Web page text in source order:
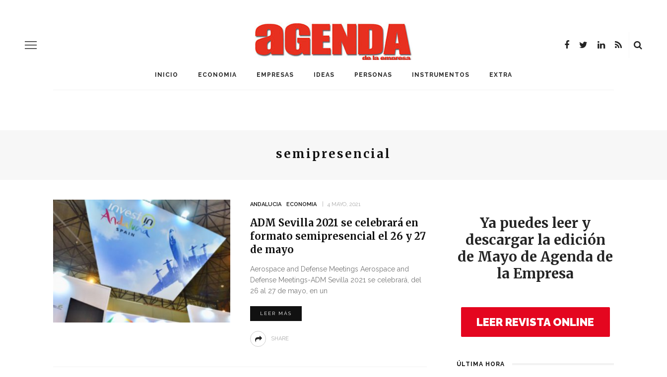
INICIO ECONOMIA EMPRESAS IDEAS PERSONAS INSTRUMENTOS EXTRA
semipresencial
ANDALUCIA ECONOMIA 4 MAYO, 2021
ADM Sevilla 2021 se celebrará en
formato semipresencial el 26 y 27
de mayo
Aerospace and Defense Meetings Aerospace and
Defense Meetings-ADM Sevilla 2021 se celebrará, del
26 al 27 de mayo, en un
LEER MÁS
SHARE
Ya puedes leer y
descargar la edición
de Mayo de Agenda de
la Empresa
LEER REVISTA ONLINE
ÚLTIMA HORA